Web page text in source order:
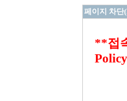
페이지 차단
**접